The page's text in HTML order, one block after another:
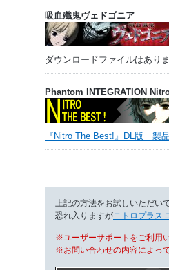
吸血殲鬼ヴェドゴニア
ダウンロードファイルはあり
Phantom INTEGRATION
『Nitro The Best!』DL版 製
上記の方法をお試しいただい
恐れ入りますがニトロプラス
※ユーザーサポートをご利用
※お問い合わせの内容によっ